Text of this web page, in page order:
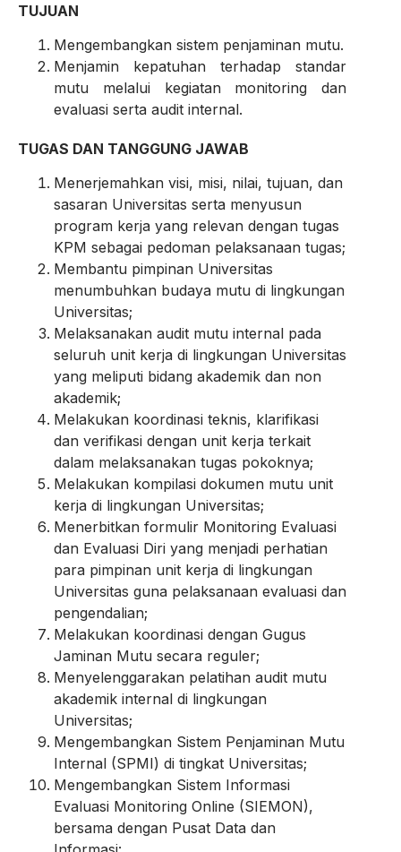
TUJUAN
Mengembangkan sistem penjaminan mutu.
Menjamin kepatuhan terhadap standar
mutu melalui kegiatan monitoring dan
evaluasi serta audit internal.
TUGAS DAN TANGGUNG JAWAB
Menerjemahkan visi, misi, nilai, tujuan, dan
sasaran Universitas serta menyusun
program kerja yang relevan dengan tugas
KPM sebagai pedoman pelaksanaan tugas;
Membantu pimpinan Universitas
menumbuhkan budaya mutu di lingkungan
Universitas;
Melaksanakan audit mutu internal pada
seluruh unit kerja di lingkungan Universitas
yang meliputi bidang akademik dan non
akademik;
Melakukan koordinasi teknis, klarifikasi
dan verifikasi dengan unit kerja terkait
dalam melaksanakan tugas pokoknya;
Melakukan kompilasi dokumen mutu unit
kerja di lingkungan Universitas;
Menerbitkan formulir Monitoring Evaluasi
dan Evaluasi Diri yang menjadi perhatian
para pimpinan unit kerja di lingkungan
Universitas guna pelaksanaan evaluasi dan
pengendalian;
Melakukan koordinasi dengan Gugus
Jaminan Mutu secara reguler;
Menyelenggarakan pelatihan audit mutu
akademik internal di lingkungan
Universitas;
Mengembangkan Sistem Penjaminan Mutu
Internal (SPMI) di tingkat Universitas;
Mengembangkan Sistem Informasi
Evaluasi Monitoring Online (SIEMON),
bersama dengan Pusat Data dan